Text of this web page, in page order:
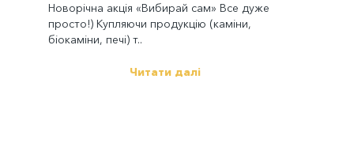
Новорічна акція «Вибирай сам» Все дуже
просто!) Купляючи продукцію (каміни,
біокаміни, печі) т..
Читати далі